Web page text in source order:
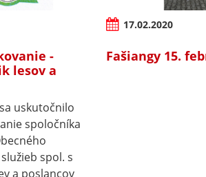
-
lesov a
uskutočnilo
spoločníka
spol. s
a poslancov
17.02.2020
Fašiangy 15.